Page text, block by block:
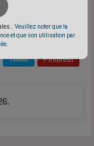
. Veuillez noter que la
et que son utilisation par
aux taux 70%
Tweet Pinterest